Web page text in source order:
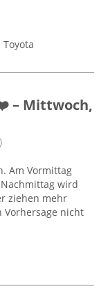
– Mittwoch,
Am Vormittag
wird
ziehen mehr
Vorhersage nicht